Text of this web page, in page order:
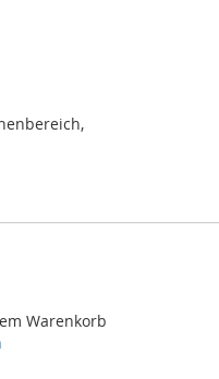
Warenkorb